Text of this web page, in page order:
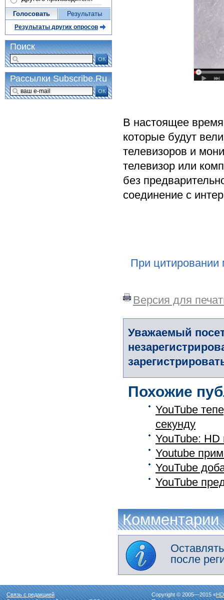
В настоящее время
которые будут
телевизоров и
телевизор или
без
соединение с
При цитировании
Версия для
Уважаемый
Похожие
YouTube
секунду
YouTube: HD
Youtube
YouTube
YouTube
Комментарии
после
Голосовать Результаты
Результаты других опросов
Поиск
ОК
Рассылки Subscribe.Ru
ОК
Связь с редакцией
Copyright © 2005—2015 «